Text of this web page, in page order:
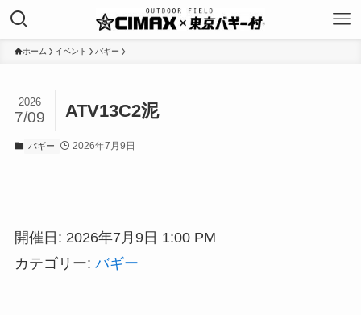
ホーム イベント バギー
ATV13C2泥
2026
7/09
バギー 2026年7月9日
開催日: 2026年7月9日 1:00 PM
カテゴリー: バギー